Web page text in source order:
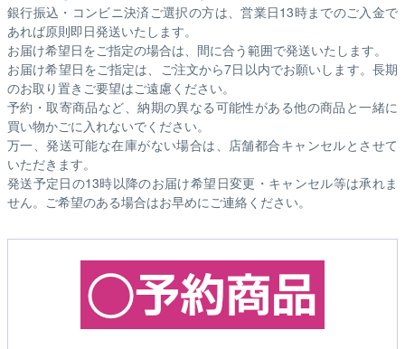
銀行振込・コンビニ決済ご選択の方は、営業日13時までのご入金で
あれば原則即日発送いたします。
お届け希望日をご指定の場合は、間に合う範囲で発送いたします。
お届け希望日をご指定は、ご注文から7日以内でお願いします。長期
のお取り置きご要望はご遠慮ください。
予約・取寄商品など、納期の異なる可能性がある他の商品と一緒に
買い物かごに入れないでください。
万一、発送可能な在庫がない場合は、店舗都合キャンセルとさせて
いただきます。
発送予定日の13時以降のお届け希望日変更・キャンセル等は承れま
せん。ご希望のある場合はお早めにご連絡ください。